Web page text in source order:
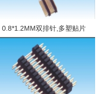
0.8*1.2MM双排针,多塑贴片